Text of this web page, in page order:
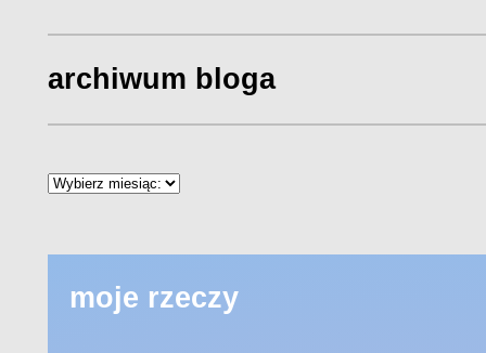
archiwum bloga
moje rzeczy